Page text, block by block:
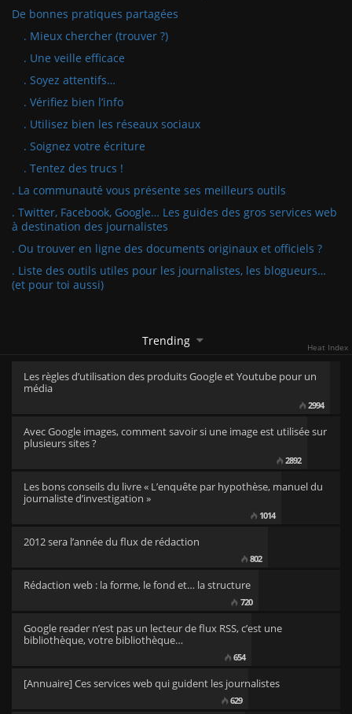
De bonnes pratiques partagées
. Mieux chercher (trouver ?)
. Une veille efficace
. Soyez attentifs…
. Vérifiez bien l’info
. Utilisez bien les réseaux sociaux
. Soignez votre écriture
. Tentez des trucs !
. La communauté vous présente ses meilleurs outils
. Twitter, Facebook, Google… Les guides des gros services web
à destination des journalistes
. Ou trouver en ligne des documents originaux et officiels ?
. Liste des outils utiles pour les journalistes, les blogueurs…
(et pour toi aussi)
Trending Heat Index
Les règles d’utilisation des produits Google et Youtube pour un
média
2994
Avec Google images, comment savoir si une image est utilisée sur
plusieurs sites ?
2892
Les bons conseils du livre « L’enquête par hypothèse, manuel du
journaliste d’investigation »
1014
2012 sera l’année du flux de rédaction
802
Rédaction web : la forme, le fond et… la structure
720
Google reader n’est pas un lecteur de flux RSS, c’est une
bibliothèque, votre bibliothèque…
654
[Annuaire] Ces services web qui guident les journalistes
629